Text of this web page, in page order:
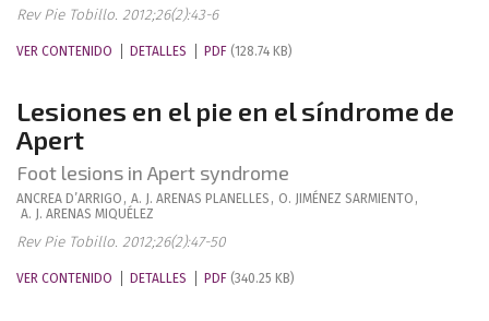
Rev Pie Tobillo. 2012;26(2):43-6
VER CONTENIDO DETALLES PDF (128.74 KB)
Lesiones en el pie en el síndrome de
Apert
Foot lesions in Apert syndrome
ANCREA D’ARRIGO , A. J. ARENAS PLANELLES , O. JIMÉNEZ SARMIENTO ,
A. J. ARENAS MIQUÉLEZ
Rev Pie Tobillo. 2012;26(2):47-50
VER CONTENIDO DETALLES PDF (340.25 KB)